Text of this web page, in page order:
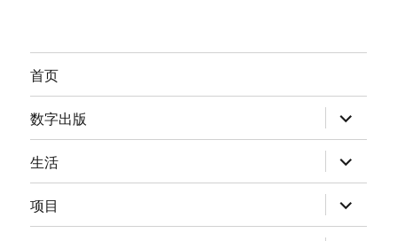
首页
数字出版 展
开
子
菜
单
生活 展
开
子
菜
单
项目 展
开
子